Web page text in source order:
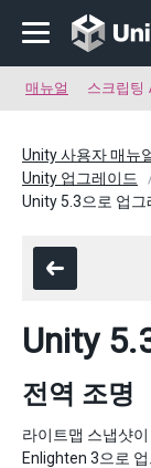
매뉴얼 스크립팅
Unity 사용자 매뉴
Unity 업그레이드
Unity 5.3으로 업그
Unity
전역 조명
라이트맵 스냅샷
Enlighten 3으로